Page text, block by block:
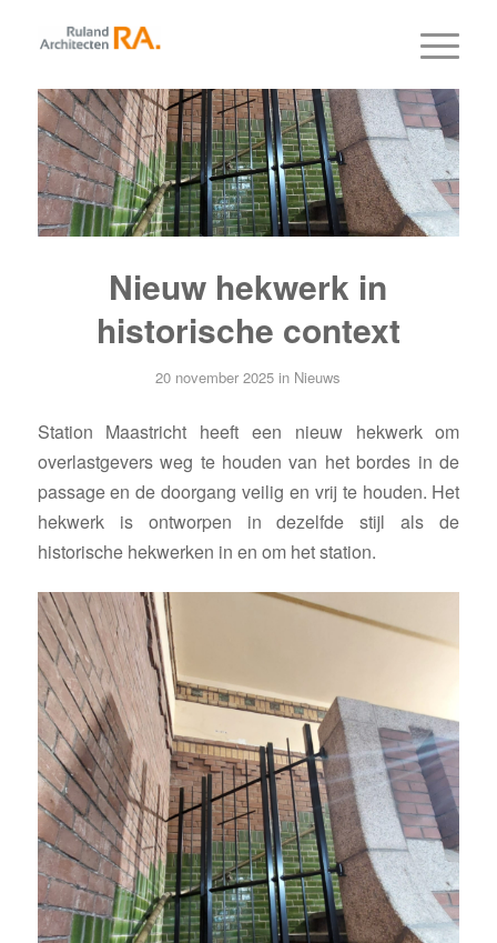
Nieuw hekwerk in
historische context
20 november 2025 in Nieuws
Station Maastricht heeft een nieuw hekwerk om
overlastgevers weg te houden van het bordes in de
passage en de doorgang veilig en vrij te houden. Het
hekwerk is ontworpen in dezelfde stijl als de
historische hekwerken in en om het station.